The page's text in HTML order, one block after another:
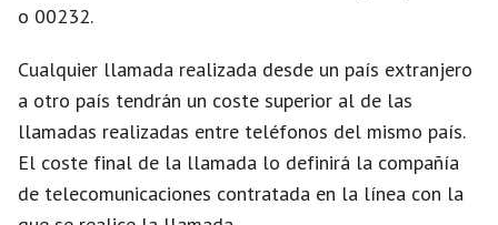
o 00232.
Cualquier llamada realizada desde un país extranjero
a otro país tendrán un coste superior al de las
llamadas realizadas entre teléfonos del mismo país.
El coste final de la llamada lo definirá la compañía
de telecomunicaciones contratada en la línea con la